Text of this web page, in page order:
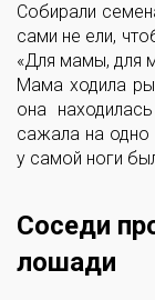
Собирали
сами не ели,
«Для мамы, для
Мама ходила
она
сажала на одно
у самой ноги
Соседи
лошади